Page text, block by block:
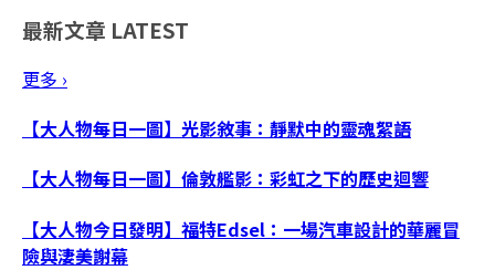
最新文章 LATEST
更多 ›
【大人物每日一圖】光影敘事：靜默中的靈魂絮語
【大人物每日一圖】倫敦艦影：彩虹之下的歷史迴響
【大人物今日發明】福特Edsel：一場汽車設計的華麗冒
險與淒美謝幕